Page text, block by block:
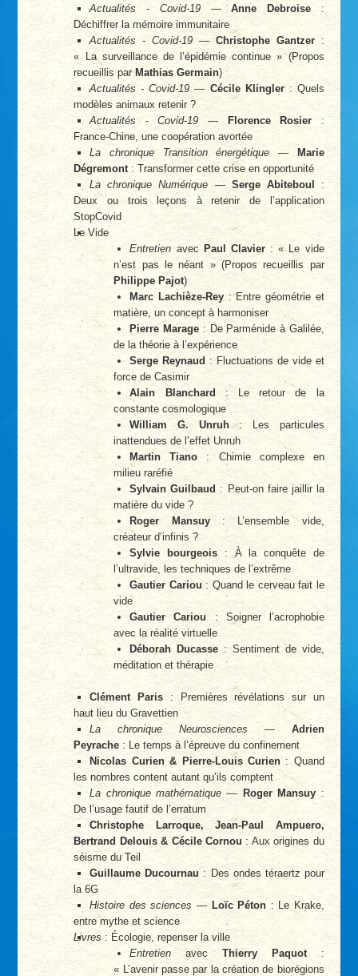
Actualités - Covid-19—Anne Debroise:
Déchiffrer la mémoire immunitaire
Actualités - Covid-19 —Christophe Gantzer:
« La surveillance de l’épidémie continue » (Propos
recueillis parMathias Germain)
Actualités - Covid-19—Cécile Klingler: Quels
modèles animaux retenir ?
Actualités - Covid-19 — Florence Rosier :
France-Chine, une coopération avortée
La chronique Transition énergétique— Marie
Dégremont: Transformer cette crise en opportunité
La chronique Numérique — Serge Abiteboul
:
Deux ou trois leçons à retenir de l’application
StopCovid
Le Vide
Entretien avec Paul Clavier: « Le vide
n’est pas le néant » (Propos recueillis par
Philippe Pajot)
Marc Lachièze-Rey: Entre géométrie et
matière, un concept à harmoniser
Pierre Marage : De Parménide à Galilée,
de la théorie à l’expérience
Serge Reynaud: Fluctuations de vide et
force de Casimir
Alain Blanchard: Le retour de la
constante cosmologique
William G. Unruh: Les particules
inattendues de l’effet Unruh
Martin Tiano: Chimie complexe en
milieu raréfié
Sylvain Guilbaud : Peut-on faire jaillir la
matière du vide ?
Roger Mansuy: L’ensemble vide,
créateur d’infinis ?
Sylvie bourgeois : À la conquête de
l’ultravide, les techniques de l’extrême
Gautier Cariou: Quand le cerveau fait le
vide
Gautier Cariou : Soigner l’acrophobie
avec la réalité virtuelle
Déborah Ducasse: Sentiment de vide,
méditation et thérapie
Clément Paris : Premières révélations sur un
haut lieu du Gravettien
La chronique Neurosciences — Adrien
Peyrache : Le temps à l’épreuve du confinement
Nicolas Curien & Pierre-Louis Curien: Quand
les nombres content autant qu’ils comptent
La chronique mathématique— Roger Mansuy :
De l’usage fautif de l’erratum
Christophe Larroque, Jean-Paul Ampuero,
Bertrand Delouis & Cécile Cornou: Aux origines du
séisme du Teil
Guillaume Ducournau: Des ondes téraertz pour
la 6G
Histoire des sciences— Loïc Péton : Le Krake,
entre mythe et science
Livres : Écologie, repenser la ville
Entretien avecThierry Paquot:
« L’avenir passe par la création de biorégions